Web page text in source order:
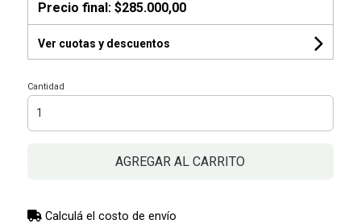
Precio final: $285.000,00
Ver cuotas y descuentos
Cantidad
AGREGAR AL CARRITO
Calculá el costo de envío